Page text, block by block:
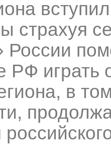
страхуя
России
РФ играть
в